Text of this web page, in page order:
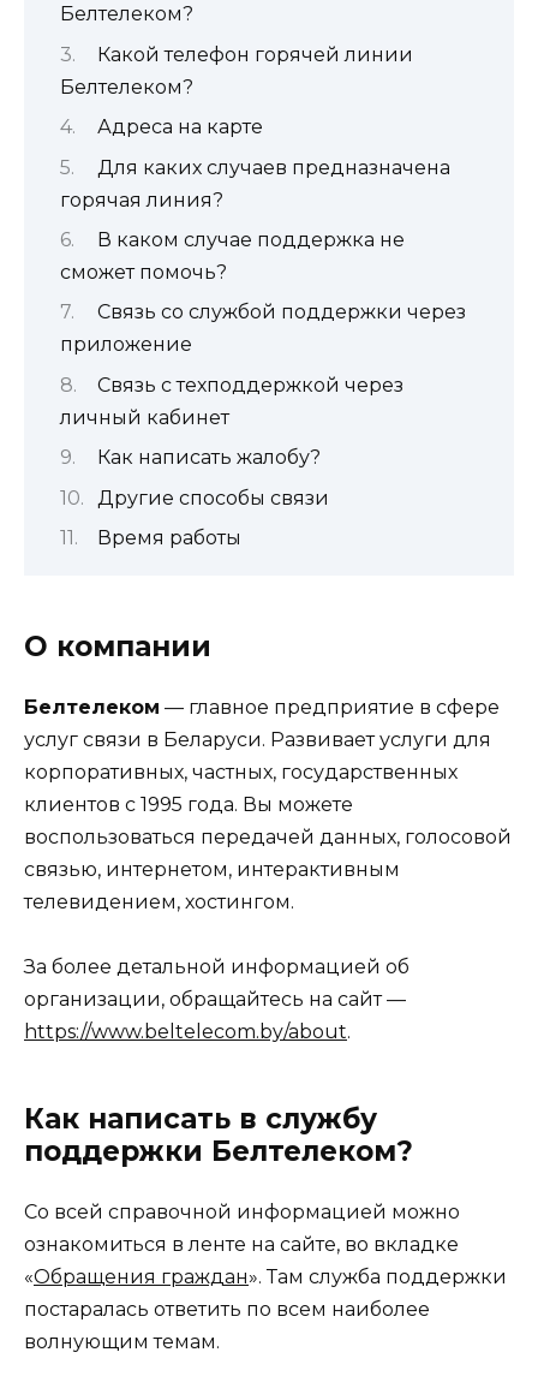
Белтелеком?
Какой телефон горячей линии
Белтелеком?
Адреса на карте
Для каких случаев предназначена
горячая линия?
В каком случае поддержка не
сможет помочь?
Связь со службой поддержки через
приложение
Связь с техподдержкой через
личный кабинет
Как написать жалобу?
Другие способы связи
Время работы
О компании
Белтелеком — главное предприятие в сфере
услуг связи в Беларуси. Развивает услуги для
корпоративных, частных, государственных
клиентов с 1995 года. Вы можете
воспользоваться передачей данных, голосовой
связью, интернетом, интерактивным
телевидением, хостингом.
За более детальной информацией об
организации, обращайтесь на сайт —
https://www.beltelecom.by/about.
Как написать в службу
поддержки Белтелеком?
Со всей справочной информацией можно
ознакомиться в ленте на сайте, во вкладке
«Обращения граждан». Там служба поддержки
постаралась ответить по всем наиболее
волнующим темам.